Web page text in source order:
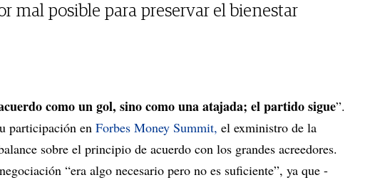
mal posible para preservar el bienestar
como un gol, sino como una atajada; el partido sigue”.
participación en Forbes Money Summit, el exministro de la
sobre el principio de acuerdo con los grandes acreedores.
“era algo necesario pero no es suficiente”, ya que -